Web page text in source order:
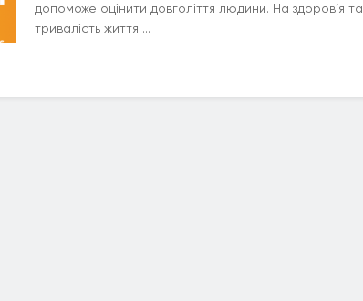
допоможе оцінити довголіття людини. На здоров’я та
тривалість життя ...